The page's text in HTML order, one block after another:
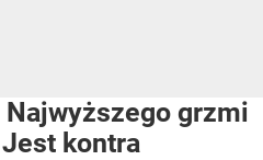
Najwyższego grzmi
kontra